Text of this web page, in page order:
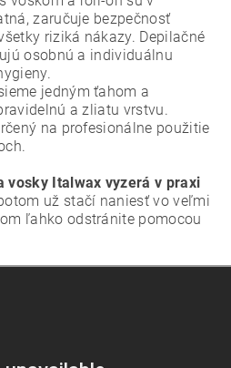
zaručuje bezpečnosť
riziká nákazy. Depilačné
osobnú a individuálnu
jedným ťahom a
a zliatu vrstvu.
na profesionálne použitie
vosky Italwax vyzerá v praxi
už stačí naniesť vo veľmi
ľahko odstránite pomocou